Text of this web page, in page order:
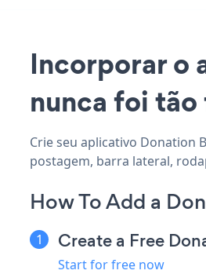
Incorporar o
nunca foi
Crie seu aplicativo Donation
postagem, barra lateral,
How To Add a
Create a Free
Start for free now